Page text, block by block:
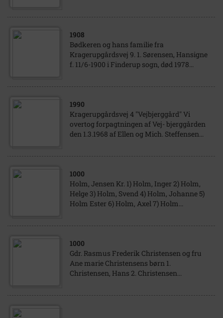
1908
Bødkeren og hans familie fra
Kragerupgårdsvej 9. 1. Sørensen, Hansigne
f. 11/6-1900 i Finderup sogn, død 1978...
1990
Kragerupgårdsvej 4 "Vejbjerggård" Vi
overtog forpagtningen af Vej- bjerggården
den 1.3.1968 af Ellen og Mich. Steffensen...
1000
Holm, Jensen Kr. 1) Holm, Inger 2) Holm,
Helge 3) Holm, Svend 4) Holm, Johanne 5)
Holm Ester 6) Holm, Axel 7) Holm...
1000
Gdr. Rasmus Frederik Christensen og fru
Ane marie Christensens børn 1.
Christensen, Hans 2. Christensen...